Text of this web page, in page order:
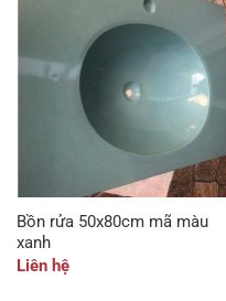
Bồn rửa 50x80cm mã màu
xanh
Liên hệ